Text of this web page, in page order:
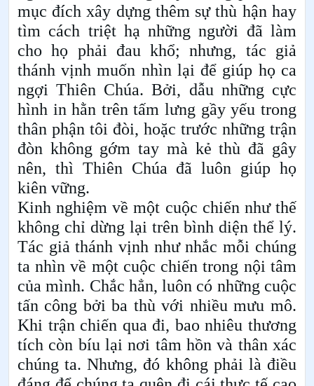
mục đích xây dựng thêm sự thù hận hay
tìm cách triệt hạ những người đã làm
cho họ phải đau khổ; nhưng, tác giả
thánh vịnh muốn nhìn lại để giúp họ ca
ngợi Thiên Chúa. Bởi, dẫu những cực
hình in hằn trên tấm lưng gầy yếu trong
thân phận tôi đòi, hoặc trước những trận
đòn không gớm tay mà kẻ thù đã gây
nên, thì Thiên Chúa đã luôn giúp họ
kiên vững.
Kinh nghiệm về một cuộc chiến như thế
không chỉ dừng lại trên bình diện thể lý.
Tác giả thánh vịnh như nhắc mỗi chúng
ta nhìn về một cuộc chiến trong nội tâm
của mình. Chắc hẳn, luôn có những cuộc
tấn công bởi ba thù với nhiều mưu mô.
Khi trận chiến qua đi, bao nhiêu thương
tích còn bíu lại nơi tâm hồn và thân xác
chúng ta. Nhưng, đó không phải là điều